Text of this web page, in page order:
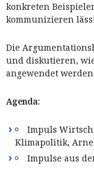
konkreten
kommunizieren
Die
und diskutieren,
angewendet
Agenda:
Impuls
Klimapolitik,
Impulse aus